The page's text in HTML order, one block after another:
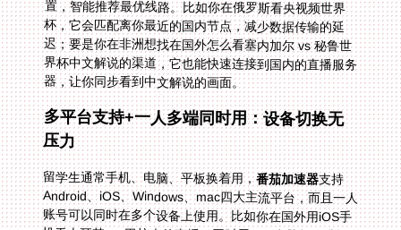
器，让你同步看到中文解说的画面。
多平台支持+一人多端同时用：设备切换无
压力
留学生通常手机、电脑、平板换着用，番茄加速器支持
Android、iOS、Windows、mac四大主流平台，而且一人
账号可以同时在多个设备上使用。比如你在国外用iOS手
机看土耳其 vs 巴拉圭的直播，同时用mac电脑打开腾讯
体育看回放，再用Android平板刷赛事集锦，三个设备一